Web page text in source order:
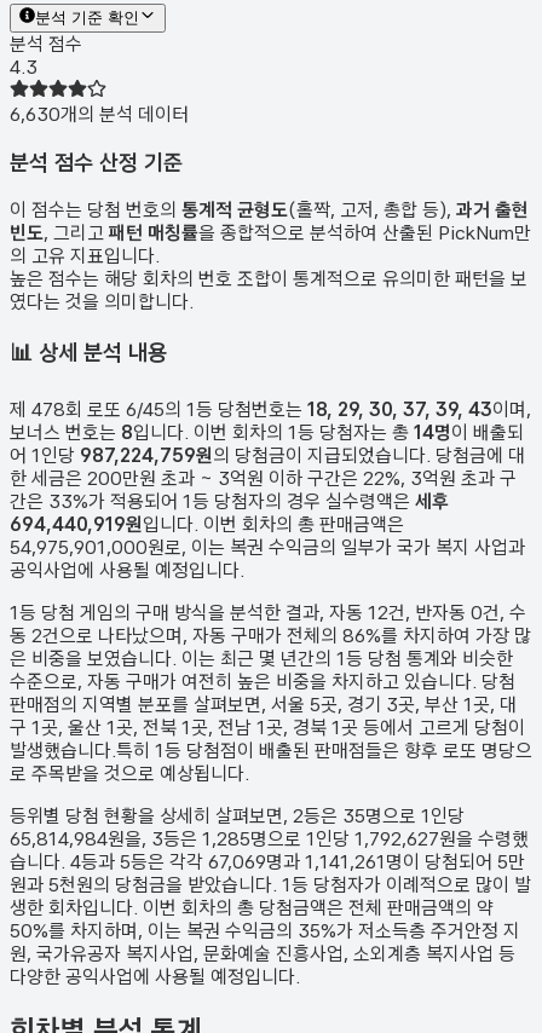
분석 기준 확인
분석 점수
4.3
6,630개의 분석 데이터
분석 점수 산정 기준
이 점수는 당첨 번호의 통계적 균형도(홀짝, 고저, 총합 등), 과거 출현
빈도, 그리고 패턴 매칭률을 종합적으로 분석하여 산출된 PickNum만
의 고유 지표입니다.
높은 점수는 해당 회차의 번호 조합이 통계적으로 유의미한 패턴을 보
였다는 것을 의미합니다.
📊 상세 분석 내용
제 478회 로또 6/45의 1등 당첨번호는 18, 29, 30, 37, 39, 43이며,
보너스 번호는 8입니다. 이번 회차의 1등 당첨자는 총 14명이 배출되
어 1인당 987,224,759원의 당첨금이 지급되었습니다. 당첨금에 대
한 세금은 200만원 초과 ~ 3억원 이하 구간은 22%, 3억원 초과 구
간은 33%가 적용되어 1등 당첨자의 경우 실수령액은 세후
694,440,919원입니다. 이번 회차의 총 판매금액은
54,975,901,000원로, 이는 복권 수익금의 일부가 국가 복지 사업과
공익사업에 사용될 예정입니다.
1등 당첨 게임의 구매 방식을 분석한 결과, 자동 12건, 반자동 0건, 수
동 2건 으로 나타났으며, 자동 구매가 전체의 86%를 차지하여 가장 많
은 비중을 보였습니다. 이는 최근 몇 년간의 1등 당첨 통계와 비슷한
수준으로, 자동 구매가 여전히 높은 비중을 차지하고 있습니다. 당첨
판매점의 지역별 분포를 살펴보면, 서울 5곳, 경기 3곳, 부산 1곳, 대
구 1곳, 울산 1곳, 전북 1곳, 전남 1곳, 경북 1곳 등에서 고르게 당첨이
발생했습니다. 특히 1등 당첨점이 배출된 판매점들은 향후 로또 명당으
로 주목받을 것으로 예상됩니다.
등위별 당첨 현황을 상세히 살펴보면, 2등은 35명으로 1인당
65,814,984원을, 3등은 1,285명으로 1인당 1,792,627원을 수령했
습니다. 4등과 5등은 각각 67,069명과 1,141,261 명이 당첨되어 5만
원과 5천원의 당첨금을 받았습니다. 1등 당첨자가 이례적으로 많이 발
생한 회차입니다. 이번 회차의 총 당첨금액은 전체 판매금액의 약
50%를 차지하며, 이는 복권 수익금의 35%가 저소득층 주거안정 지
원, 국가유공자 복지사업, 문화예술 진흥사업, 소외계층 복지사업 등
다양한 공익사업에 사용될 예정입니다.